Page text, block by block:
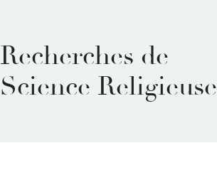
Recherches de
Science Religieuse